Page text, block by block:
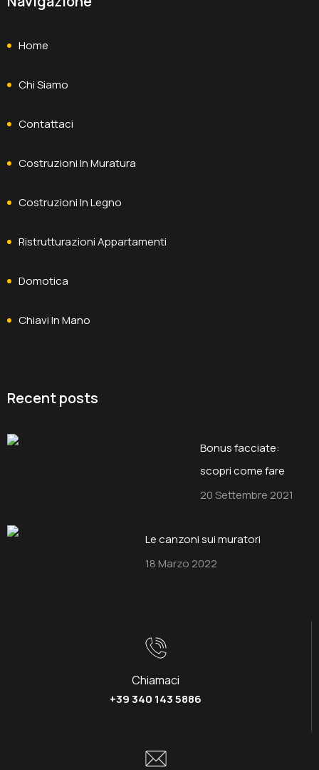
Home
Chi Siamo
Contattaci
Costruzioni In Muratura
Costruzioni In Legno
Ristrutturazioni Appartamenti
Domotica
Chiavi In Mano
Recent posts
Bonus facciate:
scopri come fare
20 Settembre 2021
Le canzoni sui muratori
18 Marzo 2022
Chiamaci
+39 340 143 5886